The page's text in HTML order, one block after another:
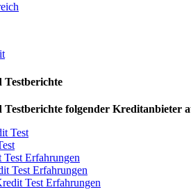
folgender Kreditanbieter
Test
Test Erfahrungen
Test Erfahrungen
Test Erfahrungen